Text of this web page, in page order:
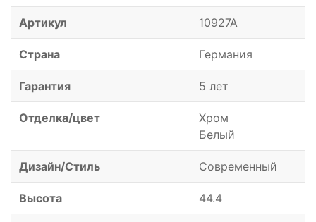
Артикул 10927A
Страна Германия
Гарантия 5 лет
Отделка/цвет
Хром
Белый
Дизайн/Стиль Современный
Высота 44.4